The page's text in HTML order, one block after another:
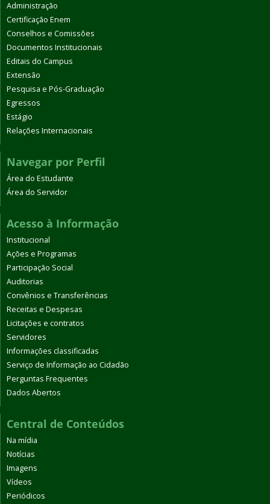
Administração
Certificação Enem
Conselhos e Comissões
Documentos Institucionais
Editais do Campus
Extensão
Pesquisa e Pós-Graduação
Egressos
Estágio
Relações Internacionais
Navegar por Perfil
Área do Estudante
Área do Servidor
Acesso à Informação
Institucional
Ações e Programas
Participação Social
Auditorias
Convênios e Transferências
Receitas e Despesas
Licitações e contratos
Servidores
Informações classificadas
Serviço de Informação ao Cidadão
Perguntas Frequentes
Dados Abertos
Central de Conteúdos
Na mídia
Notícias
Imagens
Vídeos
Periódicos